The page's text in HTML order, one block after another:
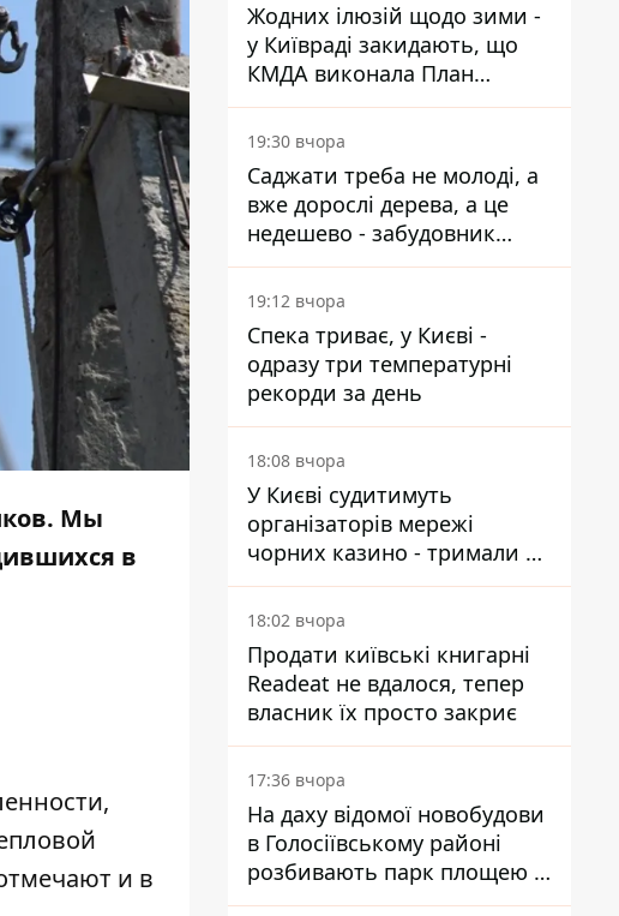
Мы
в
и в
Жодних ілюзій щодо зими -
у Київраді закидають, що
КМДА виконала План
стійкості на 20%
19:30 вчора
Саджати треба не молоді, а
вже дорослі дерева, а це
недешево - забудовник
Ніконов
19:12 вчора
Спека триває, у Києві -
одразу три температурні
рекорди за день
18:08 вчора
У Києві судитимуть
організаторів мережі
чорних казино - тримали 39
закладів
18:02 вчора
Продати київські книгарні
Readeat не вдалося, тепер
власник їх просто закриє
17:36 вчора
На даху відомої новобудови
в Голосіївському районі
розбивають парк площею в
гектар